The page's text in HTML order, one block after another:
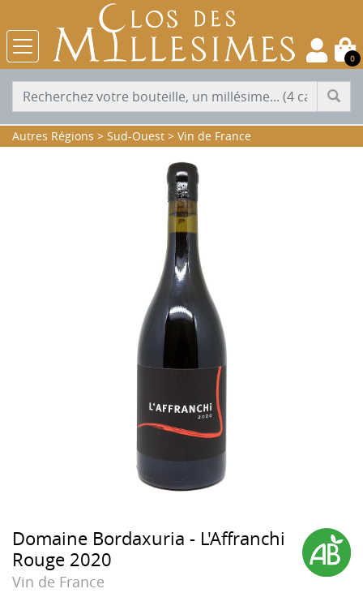
0
Autres Régions > Sud-Ouest > Vin de France
Domaine Bordaxuria - L'Affranchi
Rouge 2020
Vin de France